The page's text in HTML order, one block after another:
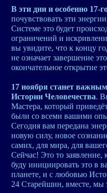
В эти дни и особенно 17-
почувствовать эти
Системе это будет
ограничений и
вы увидите, что к концу
не означает завершение
окончательное открытие
17 ноября станет
Истории Человечества.
Мастера, который
были со всеми вашими
Сегодня вам передана
новую силу, новое
самих, для мира, для
Сейчас! Это то заявление,
буду инициировать это в
планете, и с любовью
24 Старейшин, вместе, мы